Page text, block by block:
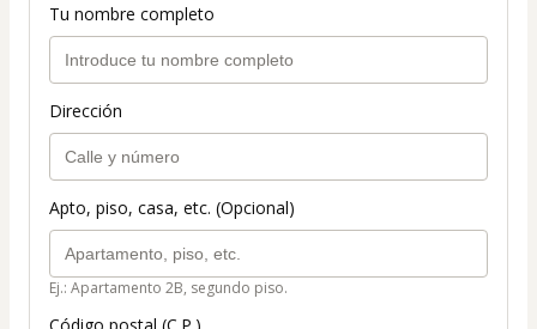
Tu nombre completo
Dirección
Apto, piso, casa, etc. (Opcional)
Ej.: Apartamento 2B, segundo piso.